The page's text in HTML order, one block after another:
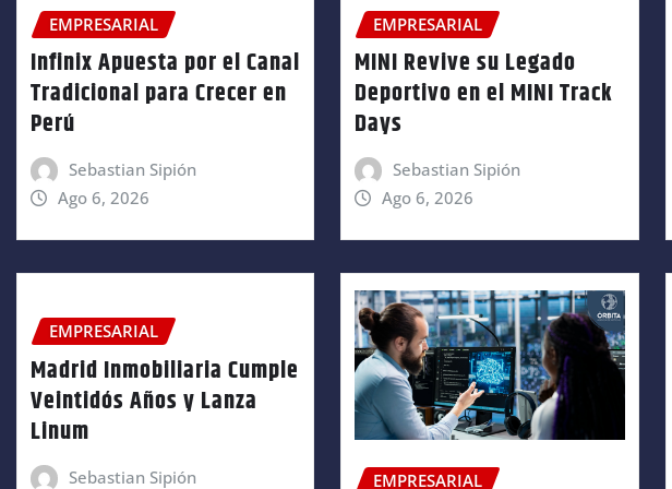
EMPRESARIAL
Infinix Apuesta por el Canal
Tradicional para Crecer en
Perú
Sebastian Sipión
Ago 6, 2026
EMPRESARIAL
MINI Revive su Legado
Deportivo en el MINI Track
Days
Sebastian Sipión
Ago 6, 2026
EMPRESARIAL
Madrid Inmobiliaria Cumple
Veintidós Años y Lanza
Linum
Sebastian Sipión EMPRESARIAL